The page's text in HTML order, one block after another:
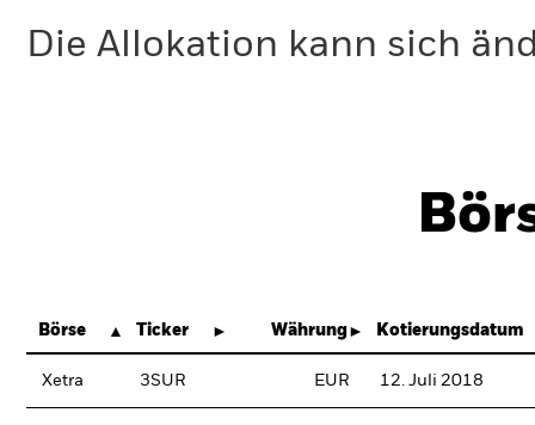
Die Allokation kann sich
Börse Ticker Währung Kotierungsdatum
Xetra 3SUR EUR 12. Juli 2018